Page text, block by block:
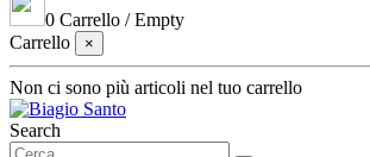
0 Carrello /Empty
Carrello
×
Non ci sono più articoli nel tuo carrello
Search